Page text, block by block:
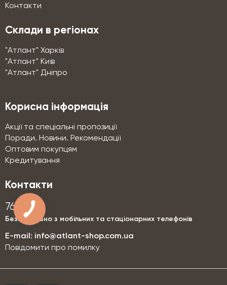
Контакти
Склади в регіонах
"Атлант" Харків
"Атлант" Київ
"Атлант" Дніпро
Корисна інформація
Акції та спеціальні пропозиції
Поради. Новини. Рекомендації
Оптовим покупцям
Кредитування
Контакти
76-76
Безкоштовно з мобільних та стаціонарних телефонів
E-mail: info@atlant-shop.com.ua
Повідомити про помилку